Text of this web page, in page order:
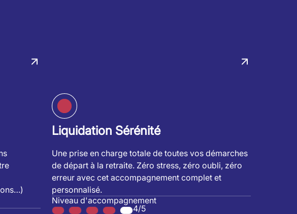
Liquidation Sérénité
Une prise en charge totale de toutes vos démarches
de départ à la retraite. Zéro stress, zéro oubli, zéro
erreur avec cet accompagnement complet et
personnalisé.
Niveau d'accompagnement
4/5